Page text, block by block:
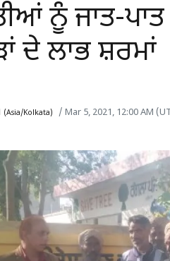
ਨੂੰ ਜਾਤ-
ਦੇ ਲਾਭ ਸ਼ਰਮਾਂ
(Asia/Kolkata) / Mar 5, 2021, 12:00 AM